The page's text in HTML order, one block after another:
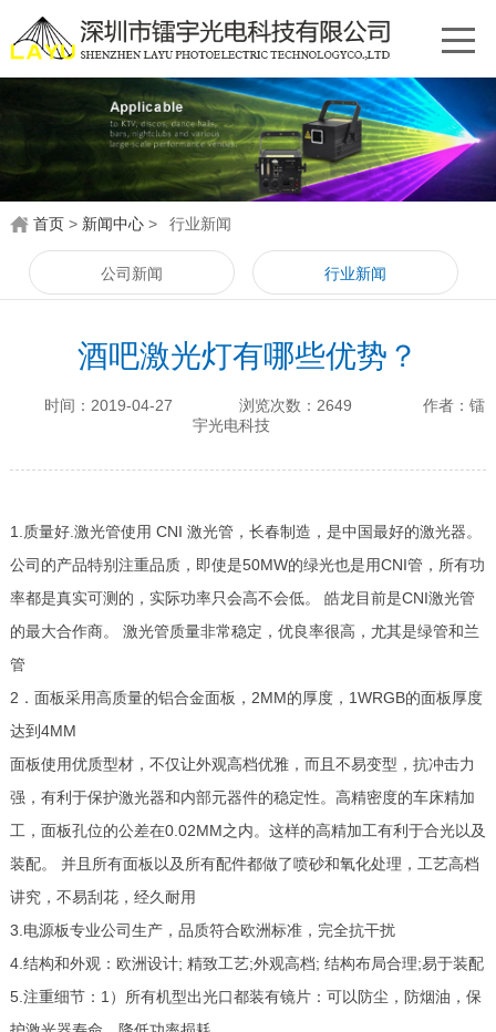
首页 > 新闻中心 > 行业新闻
公司新闻 行业新闻
酒吧激光灯有哪些优势？
时间：2019-04-27 浏览次数：2649
作者：镭
宇光电科技
1.质量好.激光管使用 CNI 激光管，长春制造，是中国最好的激光器。
公司的产品特别注重品质，即使是50MW的绿光也是用CNI管，所有功
率都是真实可测的，实际功率只会高不会低。 皓龙目前是CNI激光管
的最大合作商。 激光管质量非常稳定，优良率很高，尤其是绿管和兰
管
2．面板采用高质量的铝合金面板，2MM的厚度，1WRGB的面板厚度
达到4MM
面板使用优质型材，不仅让外观高档优雅，而且不易变型，抗冲击力
强，有利于保护激光器和内部元器件的稳定性。高精密度的车床精加
工，面板孔位的公差在0.02MM之内。这样的高精加工有利于合光以及
装配。 并且所有面板以及所有配件都做了喷砂和氧化处理，工艺高档
讲究，不易刮花，经久耐用
3.电源板专业公司生产，品质符合欧洲标准，完全抗干扰
4.结构和外观：欧洲设计; 精致工艺;外观高档; 结构布局合理;易于装配
5.注重细节：1）所有机型出光口都装有镜片：可以防尘，防烟油，保